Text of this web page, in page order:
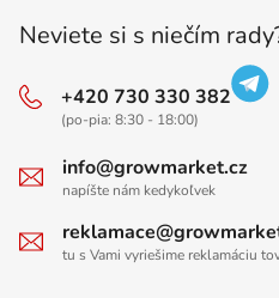
Neviete si s niečím
+420 730 330 382
(po-pia: 8:30 - 18:00)
info@growmarket.cz
napíšte nám kedykoľvek
tu s Vami vyriešime reklamáciu